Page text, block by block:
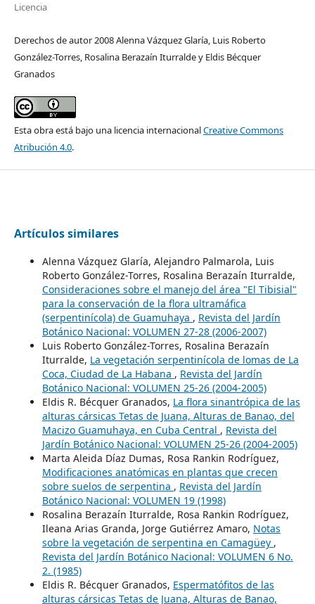
Licencia
Derechos de autor 2008 Alenna Vázquez Glaría, Luis Roberto
González-Torres, Rosalina Berazaín Iturralde y Eldis Bécquer
Granados
Esta obra está bajo una licencia internacionalCreative Commons
Atribución 4.0.
Artículos similares
Alenna Vázquez Glaría, Alejandro Palmarola, Luis
Roberto González-Torres, Rosalina Berazaín Iturralde,
Consideraciones sobre el manejo del área "El Tibisial"
para la conservación de la flora ultramáfica
(serpentinícola) de Guamuhaya , Revista del Jardín
Botánico Nacional: VOLUMEN 27-28 (2006-2007)
Luis Roberto González-Torres, Rosalina Berazaín
Iturralde, La vegetación serpentinícola de lomas de La
Coca, Ciudad de La Habana , Revista del Jardín
Botánico Nacional: VOLUMEN 25-26 (2004-2005)
Eldis R. Bécquer Granados, La flora sinantrópica de las
alturas cársicas Tetas de Juana, Alturas de Banao, del
Macizo Guamuhaya, en Cuba Central , Revista del
Jardín Botánico Nacional: VOLUMEN 25-26 (2004-2005)
Marta Aleida Díaz Dumas, Rosa Rankin Rodríguez,
Modificaciones anatómicas en plantas que crecen
sobre suelos de serpentina , Revista del Jardín
Botánico Nacional: VOLUMEN 19 (1998)
Rosalina Berazaín Iturralde, Rosa Rankin Rodríguez,
Ileana Arias Granda, Jorge Gutiérrez Amaro, Notas
sobre la vegetación de serpentina en Camagüey ,
Revista del Jardín Botánico Nacional: VOLUMEN 6 No.
2. (1985)
Eldis R. Bécquer Granados, Espermatófitos de las
alturas cársicas Tetas de Juana, Alturas de Banao,